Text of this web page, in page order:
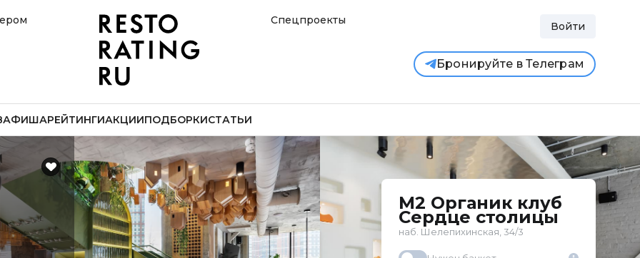
Спецпроекты Войти
Бронируйте в Телеграм
АФИШАРЕЙТИНГИАКЦИИПОДБОРКИСТАТЬИ
M2 Органик клуб
Сердце столицы
наб. Шелепихинская, 34/3